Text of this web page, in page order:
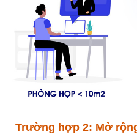
Trường hợp 2: Mở